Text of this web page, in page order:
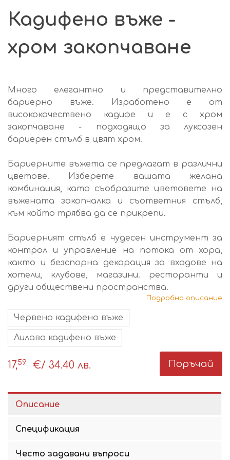
Кадифено въже -
хром закопчаване
Много елегантно и представително
бариерно въже. Изработено е от
висококачествено кадифе и е с хром
закопчаване - подходящо за луксозен
бариерен стълб в цвят хром.
Бариерните въжета се предлагат в различни
цветове. Изберете вашата желана
комбинация, като съобразите цветовете на
въжената закопчалка и съответния стълб,
към който трябва да се прикрепи.
Бариерният стълб е чудесен инструмент за
контрол и управление на потока от хора,
както и безспорна декорация за входове на
хотели, клубове, магазини. ресторанти и
други обществени пространства.
Подробно описание
Червено кадифено въже
Лилаво кадифено въже
17,59 €/ 34.40 лв. Поръчай
Описание
Спецификация
Често задавани въпроси